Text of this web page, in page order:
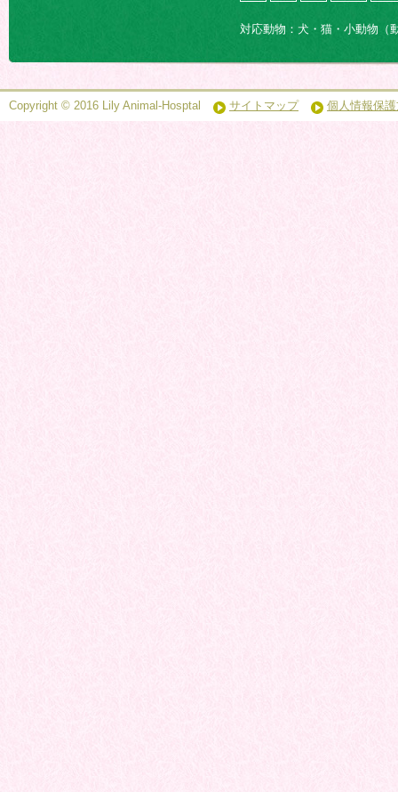
対応動物：犬・猫・小動物（
Copyright © 2016 Lily Animal-Hosptal サイトマップ 個人情報保